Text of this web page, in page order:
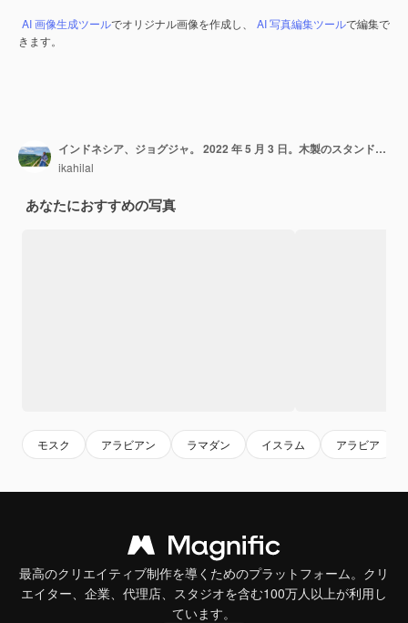
AI 画像生成ツールでオリジナル画像を作成し、 AI 写真編集ツールで編集で
きます。
インドネシア、ジョグジャ。 2022 年 5 月 3 日。木製のスタンドに置かれたアル コーラン。コーランまたはコーランはイスラム教の聖典です。
ikahilal
あなたにおすすめの写真
モスク アラビアン ラマダン イスラム アラビア
最高のクリエイティブ制作を導くためのプラットフォーム。クリ
エイター、企業、代理店、スタジオを含む100万人以上が利用し
ています。